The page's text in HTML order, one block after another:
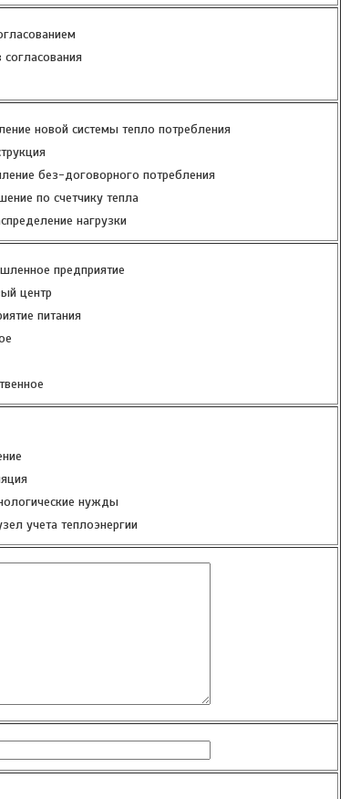
согласования
новой системы тепло потребления
без-договорного потребления
по счетчику тепла
нагрузки
предприятие
центр
питания
нужды
учета теплоэнергии